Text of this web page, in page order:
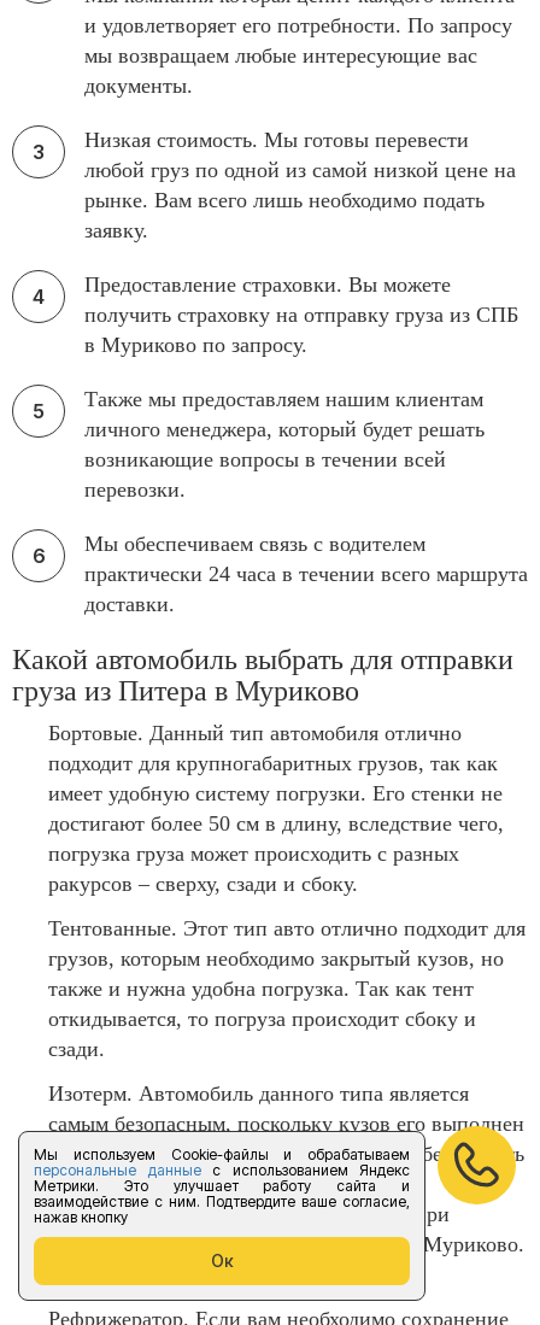
Мы используем Cookie-файлы и обрабатываем
персональные данныес использованием Яндекс
Метрики. Это улучшает работу сайта и
взаимодействие с ним. Подтвердите ваше согласие,
нажав кнопку
Ок
и удовлетворяет его потребности. По запросу
мы возвращаем любые интересующие вас
документы.
Низкая стоимость. Мы готовы перевести
любой груз по одной из самой низкой цене на
рынке. Вам всего лишь необходимо подать
заявку.
Предоставление страховки. Вы можете
получить страховку на отправку груза из СПБ
в Муриково по запросу.
Также мы предоставляем нашим клиентам
личного менеджера, который будет решать
возникающие вопросы в течении всей
перевозки.
Мы обеспечиваем связь с водителем
практически 24 часа в течении всего маршрута
доставки.
Какой автомобиль выбрать для отправки
груза из Питера в Муриково
Бортовые. Данный тип автомобиля отлично
подходит для крупногабаритных грузов, так как
имеет удобную систему погрузки. Его стенки не
достигают более 50 см в длину, вследствие чего,
погрузка груза может происходить с разных
ракурсов – сверху, сзади и сбоку.
Тентованные. Этот тип авто отлично подходит для
грузов, которым необходимо закрытый кузов, но
также и нужна удобна погрузка. Так как тент
откидывается, то погруза происходит сбоку и
сзади.
Изотерм. Автомобиль данного типа является
самым безопасным, поскольку кузов его выполнен
из прочного материала, что позволяет обезопасить
любой груз на трассе. Также он хорошо
удерживает необходимую температуру при
доставки грузов из Санкт-Петербурга в Муриково.
Погрузка происходит только сзади.
Рефрижератор. Если вам необходимо сохранение